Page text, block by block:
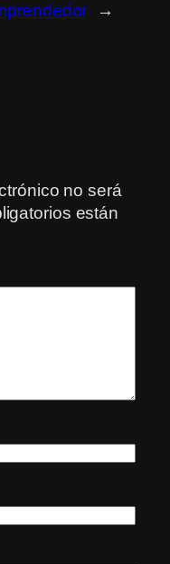
→
no será
están